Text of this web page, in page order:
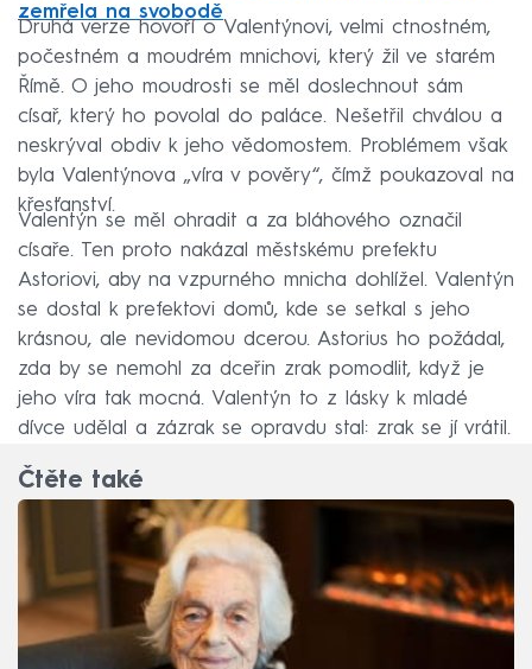
zemřela na svobodě
Druhá verze hovoří o Valentýnovi, velmi ctnostném,
počestném a moudrém mnichovi, který žil ve starém
Římě. O jeho moudrosti se měl doslechnout sám
císař, který ho povolal do paláce. Nešetřil chválou a
neskrýval obdiv k jeho vědomostem. Problémem však
byla Valentýnova „víra v pověry“, čímž poukazoval na
křesťanství.
Valentýn se měl ohradit a za bláhového označil
císaře. Ten proto nakázal městskému prefektu
Astoriovi, aby na vzpurného mnicha dohlížel. Valentýn
se dostal k prefektovi domů, kde se setkal s jeho
krásnou, ale nevidomou dcerou. Astorius ho požádal,
zda by se nemohl za dceřin zrak pomodlit, když je
jeho víra tak mocná. Valentýn to z lásky k mladé
dívce udělal a zázrak se opravdu stal: zrak se jí vrátil.
Čtěte také